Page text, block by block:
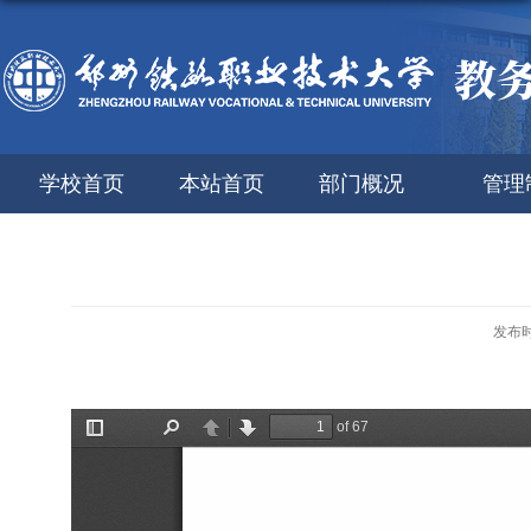
学校首页 本站首页 部门概况 管理
发布